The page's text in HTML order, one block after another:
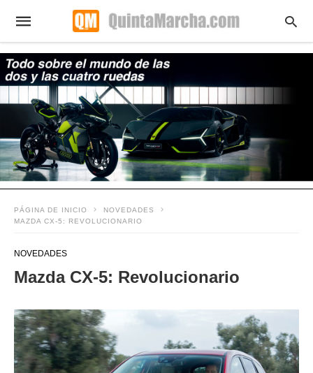
PÁGINA DE INICIO
NOVEDADES
MAZDA CX-5: REVOLUCIONARIO
NOVEDADES
Mazda CX-5: Revolucionario